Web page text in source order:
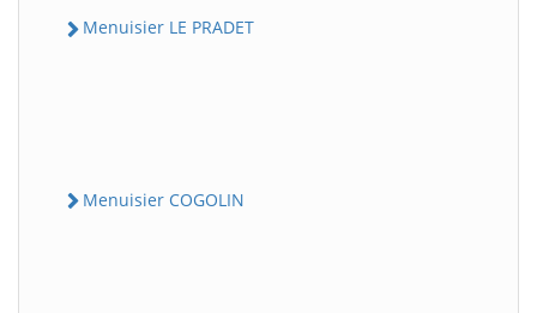
Menuisier LE PRADET
Menuisier COGOLIN